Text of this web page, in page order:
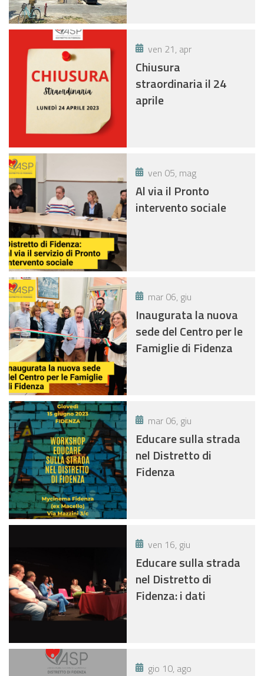
ven 21, apr
Chiusura
straordinaria il 24
aprile
ven 05, mag
Al via il Pronto
intervento sociale
mar 06, giu
Inaugurata la nuova
sede del Centro per le
Famiglie di Fidenza
mar 06, giu
Educare sulla strada
nel Distretto di
Fidenza
ven 16, giu
Educare sulla strada
nel Distretto di
Fidenza: i dati
gio 10, ago